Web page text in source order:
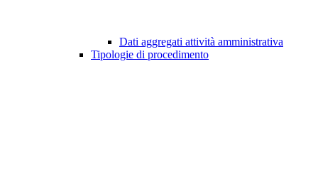
Dati aggregati attività amministrativa
Tipologie di procedimento